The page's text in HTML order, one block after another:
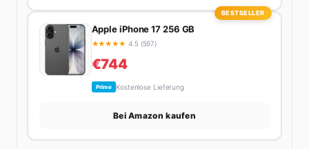
BESTSELLER
Apple iPhone 17 256 GB
★★★★★ 4.5 (597)
€744
Prime Kostenlose Lieferung
Bei Amazon kaufen